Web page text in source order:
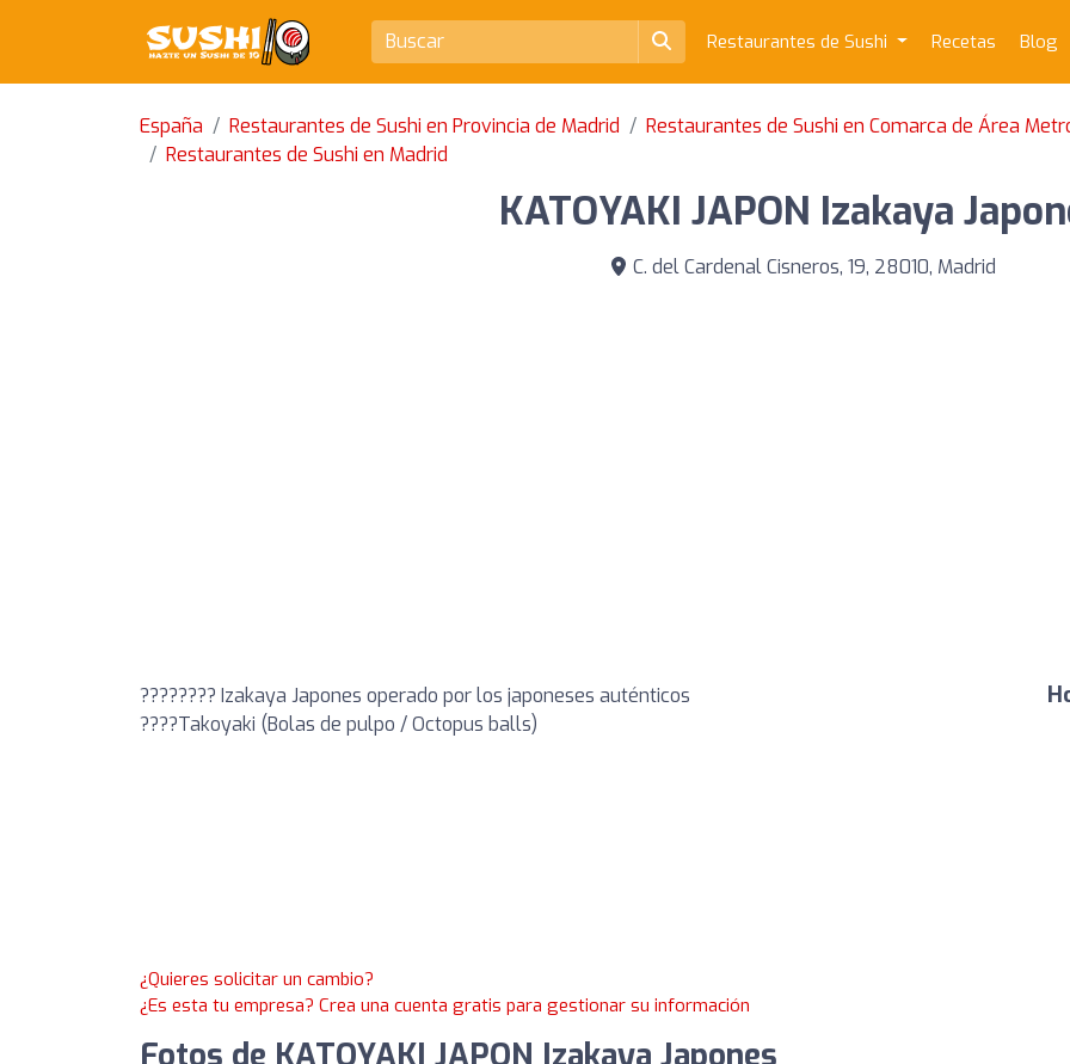
Restaurantes de Sushi Recetas Blog
España Restaurantes de Sushi en Provincia de Madrid
Restaurantes de Sushi en Comarca de Área
Restaurantes de Sushi en Madrid
KATOYAKI JAPON Izakaya
C. del Cardenal Cisneros, 19, 28010, Madrid
???????? Izakaya Japones operado por los japoneses auténticos
????Takoyaki (Bolas de pulpo / Octopus balls)
¿Quieres solicitar un cambio?
¿Es esta tu empresa? Crea una cuenta gratis para gestionar su información